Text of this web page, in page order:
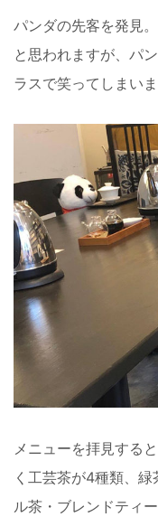
パンダの先客を発見
と思われますが、パ
ラスで笑ってしまいま
メニューを拝見する
く工芸茶が4種類、
ル茶・ブレンドティ